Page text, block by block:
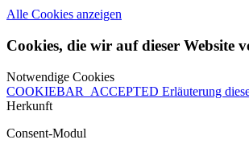
Alle Cookies anzeigen
Cookies, die wir auf dieser Website
Notwendige Cookies
COOKIEBAR_ACCEPTED Erläuterung
Herkunft
Consent-Modul